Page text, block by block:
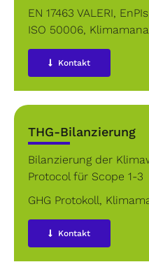
EN 17463 VALERI, EnPIs
ISO 50006,
Kontakt
THG-Bilanzierung
Bilanzierung der
Protocol für Scope 1-3
GHG Protokoll,
Kontakt